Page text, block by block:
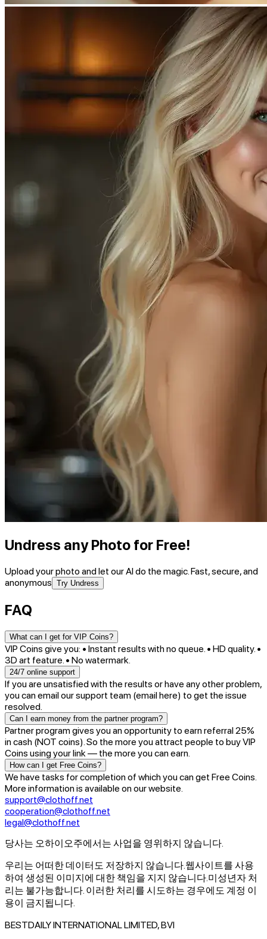
Undress any Photo for Free!
Upload your photo and let our AI do the magic. Fast, secure, and
anonymous Try Undress
FAQ
What can I get for VIP Coins?
VIP Coins give you: • Instant results with no queue. • HD quality. •
3D art feature. • No watermark.
24/7 online support
If you are unsatisfied with the results or have any other problem,
you can email our support team (email here) to get the issue
resolved.
Can I earn money from the partner program?
Partner program gives you an opportunity to earn referral 25%
in cash (NOT coins). So the more you attract people to buy VIP
Coins using your link — the more you can earn.
How can I get Free Coins?
We have tasks for completion of which you can get Free Coins.
More information is available on our website.
support@clothoff.net
cooperation@clothoff.net
legal@clothoff.net
당사는 오하이오주에서는 사업을 영위하지 않습니다.
우리는 어떠한 데이터도 저장하지 않습니다. 웹사이트를 사용
하여 생성된 이미지에 대한 책임을 지지 않습니다. 미성년자 처
리는 불가능합니다. 이러한 처리를 시도하는 경우에도 계정 이
용이 금지됩니다.
BESTDAILY INTERNATIONAL LIMITED, BVI